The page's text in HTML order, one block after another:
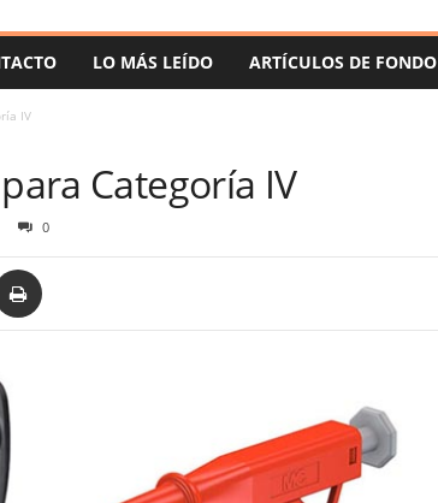
LO MÁS LEÍDO ARTÍCULOS DE FONDO
IV
Categoría IV
0